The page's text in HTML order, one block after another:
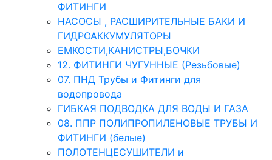
ФИТИНГИ
НАСОСЫ , РАСШИРИТЕЛЬНЫЕ БАКИ И
ГИДРОАККУМУЛЯТОРЫ
ЕМКОСТИ,КАНИСТРЫ,БОЧКИ
12. ФИТИНГИ ЧУГУННЫЕ (Резьбовые)
07. ПНД Трубы и Фитинги для
водопровода
ГИБКАЯ ПОДВОДКА ДЛЯ ВОДЫ И ГАЗА
08. ППР ПОЛИПРОПИЛЕНОВЫЕ ТРУБЫ И
ФИТИНГИ (белые)
ПОЛОТЕНЦЕСУШИТЕЛИ и